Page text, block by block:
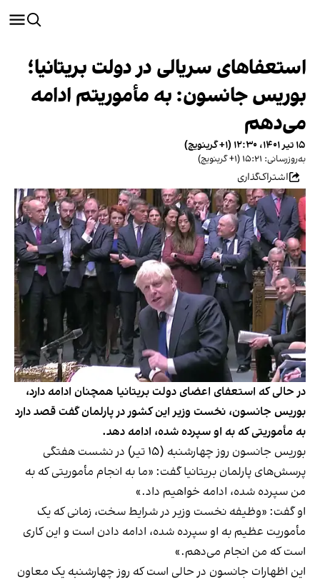
استعفاهای سریالی در دولت بریتانیا؛
بوریس جانسون: به مأموریتم ادامه
می‌دهم
۱۵ تیر ۱۴۰۱، ۱۲:۳۰ (‎+۱ گرینویچ)
به‌روزرسانی: ۱۵:۲۱ (‎+۱ گرینویچ)
اشتراک‌گذاری
در حالی که استعفای اعضای دولت بریتانیا همچنان ادامه دارد،
بوریس جانسون، نخست وزیر این کشور در پارلمان گفت قصد دارد
به مأموریتی که به او سپرده شده، ادامه دهد.
بوریس جانسون روز چهارشنبه (۱۵ تیر) در نشست هفتگی
پرسش‌های پارلمان بریتانیا گفت: «ما به انجام مأموریتی که به
من سپرده شده، ادامه خواهیم داد.»
او گفت: «وظیفه نخست وزیر در شرایط سخت، زمانی که یک
مأموریت عظیم به او سپرده شده، ادامه دادن است و این کاری
است که من انجام می‌دهم.»
این اظهارات جانسون در حالی است که روز چهارشنبه یک معاون